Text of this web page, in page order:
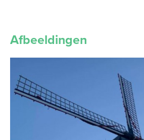
Afbeeldingen